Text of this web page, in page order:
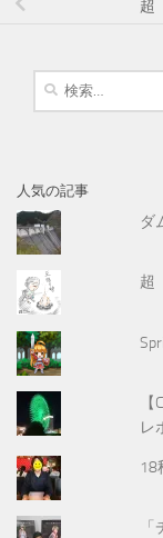
超
検
人気の記事
ダ
超
レ
18